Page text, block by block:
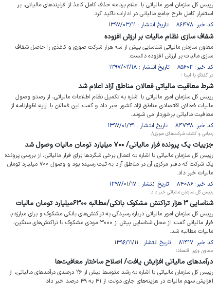
رییس کل سازمان امور مالیاتی با اعلام برنامه حذف کامل کاغذ از فرایندهای مالیاتی، بر
استقرار کامل طرح جامع مالیاتی در ادارات تاکید کرد.
کد خبر: ۸۶۴۷۸ تاریخ انتشار : ۱۳۹۷/۰۳/۱۱
شفاف سازی نظام مالیات بر ارزش افزوده
معاون سازمان مالیاتی شناسایی بیش از سه هزار شرکت صوری و کاغذی را حاصل شفاف
سازی مالیات بر ارزش افزوده دانست.
کد خبر: ۸۵۶۰۳ تاریخ انتشار : ۱۳۹۷/۰۲/۱۸
در گفتگو با ایبِنا ؛
شرط معافیت مالیاتی فعالان مناطق آزاد اعلام شد
رییس کل سازمان امور مالیاتی با اشاره به تکمیل نظام اطلاعات مالیاتی، از رصدو وصول
مالیات فعالان اقتصادی مناطق آزاد کشور خبر داد و گفت: این فعالان با ارایه اظهارنامه از
معافیت مالیاتی برخوردار می شوند.
کد خبر: ۸۴۷۳۸ تاریخ انتشار : ۱۳۹۷/۰۱/۳۱
ردیابی و کشف شرکت‌های صوری/
جزییات یک پرونده فرار مالیاتی/ ۷۰۰ میلیارد تومان مالیات وصول شد
رییس کل سازمان مالیاتی با اشاره به اعمال برخی شگردها برای فرار مالیاتی، از بررسی پرونده
یک شرکت که دفتر مرکزی آن در مناطق آزاد به ثبت رسیده بود و وصول ۷۰۰ میلیارد تومان
مالیات خبر داد.
کد خبر: ۸۴۰۸۶ تاریخ انتشار : ۱۳۹۷/۰۱/۱۷
رییس کل سازمان مالیاتی خبر داد:
شناسایی ۳ هزار تراکنش مشکوک بانکی/مطالبه ۶۳۰۰میلیارد تومان مالیات
رییس کل سازمان امور مالیاتی درباره رسیدگی به تراکنش‌های بانکی مشکوک و برای مبارزه با
فرار مالیاتی گفت: از محل شناسایی بیش از ۳۰۰۰ مودی مشکوک با تراکنش‌های سنگین،
مالیات مطالبه شد.
کد خبر: ۸۱۴۱۷ تاریخ انتشار : ۱۳۹۶/۱۱/۱۱
معاون وزیر اقتصاد؛
درآمدهای مالیاتی افزایش یافت/ اصلاح ساختار معافیت‌ها
رییس کل سازمان مالیاتی با اشاره به رشد متوسط بیش از ۲۶ درصدی درآمدهای مالیاتی، از
افزایش سهم مالیات در هزینه‌های جاری دولت از ۴۱ به ۴۹ درصد خبر داد.